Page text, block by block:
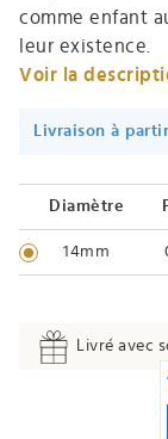
comme enfant
leur existence.
Voir la
Livraison à
Diamètre
14mm
Livré avec